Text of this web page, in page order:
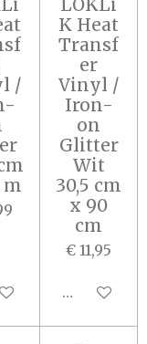
/
m
K Heat
Transf
er
Vinyl /
Iron-
on
Glitter
Wit
30,5 cm
x 90
cm
€ 11,95
In